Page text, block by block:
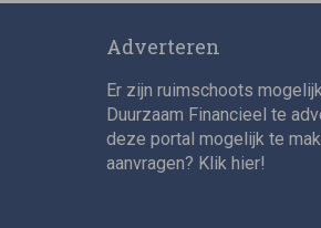
Adverteren
Er zijn ruimschoots
Duurzaam Financieel te
deze portal mogelijk te
aanvragen? Klik hier!